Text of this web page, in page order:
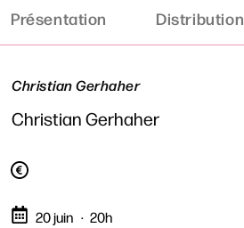
Présentation Distribution
Christian Gerhaher
Christian Gerhaher
20 juin 20h